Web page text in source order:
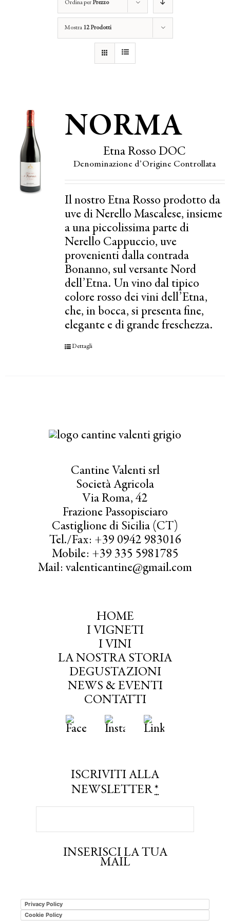
Ordina per Prezzo
Mostra 12 Prodotti
NORMA
Etna Rosso DOC
Denominazione d’Origine Controllata
Il nostro Etna Rosso prodotto da
uve di Nerello Mascalese, insieme
a una piccolissima parte di
Nerello Cappuccio, uve
provenienti dalla contrada
Bonanno, sul versante Nord
dell’Etna. Un vino dal tipico
colore rosso dei vini dell’Etna,
che, in bocca, si presenta fine,
elegante e di grande freschezza.
Dettagli
Cantine Valenti srl
Società Agricola
Via Roma, 42
Frazione Passopisciaro
Castiglione di Sicilia (CT)
Tel./Fax: +39 0942 983016
Mobile: +39 335 5981785
Mail: valenticantine@gmail.com
HOME
I VIGNETI
I VINI
LA NOSTRA STORIA
DEGUSTAZIONI
NEWS & EVENTI
CONTATTI
ISCRIVITI ALLA
NEWSLETTER*
INSERISCI LA TUA
MAIL
Privacy Policy
Cookie Policy